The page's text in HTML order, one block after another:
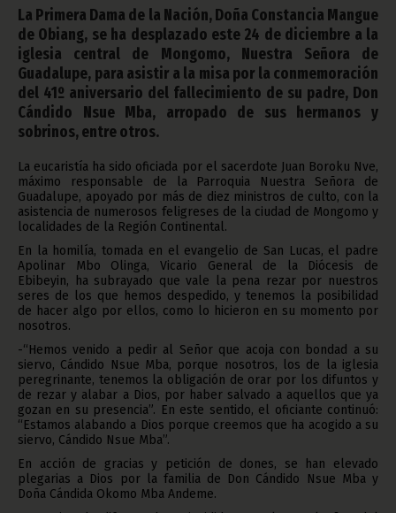
La Primera Dama de la Nación, Doña Constancia Mangue
de Obiang, se ha desplazado este 24 de diciembre a la
iglesia central de Mongomo, Nuestra Señora de
Guadalupe, para asistir a la misa por la conmemoración
del 41º aniversario del fallecimiento de su padre, Don
Cándido Nsue Mba, arropado de sus hermanos y
sobrinos, entre otros.
La eucaristía ha sido oficiada por el sacerdote Juan Boroku Nve,
máximo responsable de la Parroquia Nuestra Señora de
Guadalupe, apoyado por más de diez ministros de culto, con la
asistencia de numerosos feligreses de la ciudad de Mongomo y
localidades de la Región Continental.
En la homilía, tomada en el evangelio de San Lucas, el padre
Apolinar Mbo Olinga, Vicario General de la Diócesis de
Ebibeyin, ha subrayado que vale la pena rezar por nuestros
seres de los que hemos despedido, y tenemos la posibilidad
de hacer algo por ellos, como lo hicieron en su momento por
nosotros.
-“Hemos venido a pedir al Señor que acoja con bondad a su
siervo, Cándido Nsue Mba, porque nosotros, los de la iglesia
peregrinante, tenemos la obligación de orar por los difuntos y
de rezar y alabar a Dios, por haber salvado a aquellos que ya
gozan en su presencia”. En este sentido, el oficiante continuó:
“Estamos alabando a Dios porque creemos que ha acogido a su
siervo, Cándido Nsue Mba”.
En acción de gracias y petición de dones, se han elevado
plegarias a Dios por la familia de Don Cándido Nsue Mba y
Doña Cándida Okomo Mba Andeme.